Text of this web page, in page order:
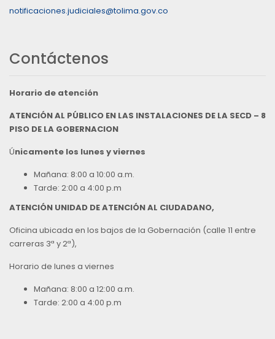
notificaciones.judiciales@tolima.gov.co
Contáctenos
Horario de atención
ATENCIÓN AL PÚBLICO EN LAS INSTALACIONES DE LA SECD – 8
PISO DE LA GOBERNACION
Únicamente los lunes y viernes
Mañana: 8:00 a 10:00 a.m.
Tarde: 2:00 a 4:00 p.m
ATENCIÓN UNIDAD DE ATENCIÓN AL CIUDADANO,
Oficina ubicada en los bajos de la Gobernación (calle 11 entre
carreras 3ª y 2ª),
Horario de lunes a viernes
Mañana: 8:00 a 12:00 a.m.
Tarde: 2:00 a 4:00 p.m